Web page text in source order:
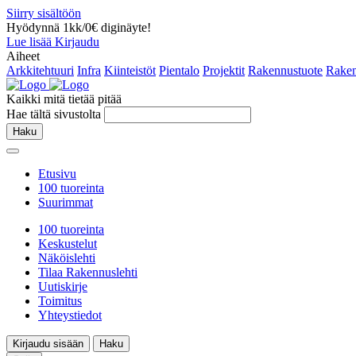
Siirry sisältöön
Hyödynnä 1kk/0€ diginäyte!
Lue lisää Kirjaudu
Aiheet
Arkkitehtuuri Infra Kiinteistöt Pientalo Projektit Rakennustuote
Kaikki mitä tietää pitää
Hae tältä sivustolta
Haku
Etusivu
100 tuoreinta
Suurimmat
100 tuoreinta
Keskustelut
Näköislehti
Tilaa Rakennuslehti
Uutiskirje
Toimitus
Yhteystiedot
Kirjaudu sisään
Haku